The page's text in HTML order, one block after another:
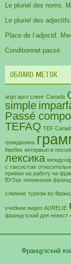
Le pluriel des noms.
Le pluriel des
Place de l’adjectif.
Conditionnel passé
ОБЛАКО МЕТОК
argo арго сленг Canada
simple
Passé
TEFAQ TEF
гражданина
Квебек интервью в
лексика
с таксистом
приёме на работу на
ВУЗах понимание
слияние туризм во
учебное видео AURELIE
французский для невест
Французский